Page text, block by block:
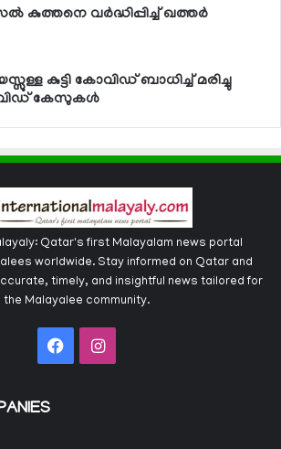
കുത്തനെ വര്‍ദ്ധിപ്പിച്ച് ഖത്തര്‍
കുട്ടി കോവിഡ് ബാധിച്ച് മരിച്ചു
കേസുകള്‍
Qatar's first Malayalam news portal
worldwide. Stay informed on Qatar and
timely, and insightful news tailored for
the Malayalee community.
FacebookInstagram